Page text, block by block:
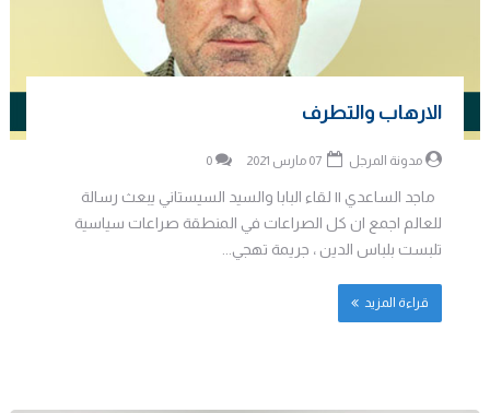
الارهاب والتطرف
مدونة المرجل 0
ماجد الساعدي || لقاء البابا والسيد السيستاني يبعث رسالة
للعالم اجمع ان كل الصراعات في المنطقة صراعات سياسية
تلبست بلباس الدين ، جريمة تهجي...
قراءة المزيد